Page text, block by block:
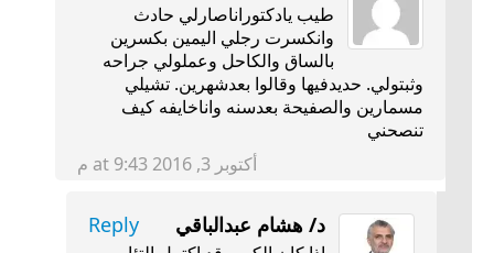
طيب يادكتوراناصارلي حادث
وانكسرت رجلي اليمين بكسرين
بالساق والكاحل وعملولي جراحه
وثبتولي. حديدفيها وقالوا بعدشهرين. تشيلي
مسمارين والصفيحة بعدسنه واناخايفه كيف
تنصحني
أكتوبر 3, 2016 at 9:43 م
د/ هشام عبدالباقي Reply